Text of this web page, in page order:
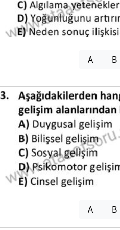
A B
A B